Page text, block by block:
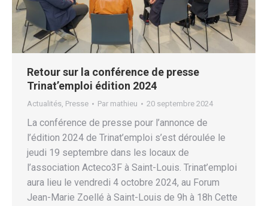
Retour sur la conférence de presse
Trinat’emploi édition 2024
Actualités, Presse Par mathieu 20 septembre 2024
La conférence de presse pour l’annonce de
l’édition 2024 de Trinat’emploi s’est déroulée le
jeudi 19 septembre dans les locaux de
l’association Acteco3F à Saint-Louis. Trinat’emploi
aura lieu le vendredi 4 octobre 2024, au Forum
Jean-Marie Zoellé à Saint-Louis de 9h à 18h Cette